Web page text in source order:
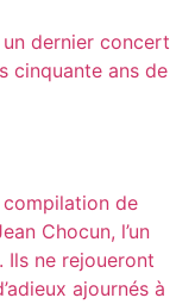
dernier concert
cinquante ans de
compilation de
Chocun, l’un
Ils ne rejoueront
ajournés à